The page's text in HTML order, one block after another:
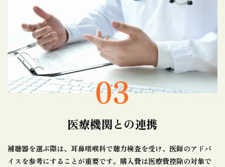
03
医療機関との連携
補聴器を選ぶ際は、耳鼻咽喉科で聴力検査を受け、医師のアドバ
イスを参考にすることが重要です。購入費は医療費控除の対象で